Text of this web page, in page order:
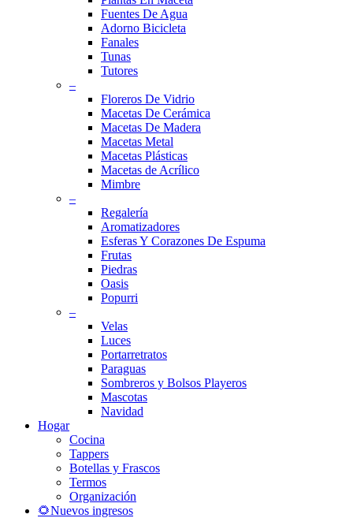
Fuentes De Agua
Adorno Bicicleta
Fanales
Tunas
Tutores
–
Floreros De Vidrio
Macetas De Cerámica
Macetas De Madera
Macetas Metal
Macetas Plásticas
Macetas de Acrílico
Mimbre
–
Regalería
Aromatizadores
Esferas Y Corazones De Espuma
Frutas
Piedras
Oasis
Popurri
–
Velas
Luces
Portarretratos
Paraguas
Sombreros y Bolsos Playeros
Mascotas
Navidad
Hogar
Cocina
Tappers
Botellas y Frascos
Termos
Organización
🌻Nuevos ingresos